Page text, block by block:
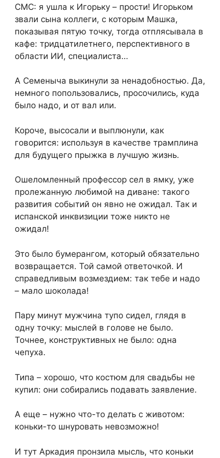
СМС: я ушла к Игорьку – прости! Игорьком
звали сына коллеги, с которым Машка,
показывая пятую точку, тогда отплясывала в
кафе: тридцатилетнего, перспективного в
области ИИ, специалиста…
А Семеныча выкинули за ненадобностью. Да,
немного попользовались, просочились, куда
было надо, и от вал или.
Короче, высосали и выплюнули, как
говорится: используя в качестве трамплина
для будущего прыжка в лучшую жизнь.
Ошеломленный профессор сел в ямку, уже
пролежанную любимой на диване: такого
развития событий он явно не ожидал. Так и
испанской инквизиции тоже никто не
ожидал!
Это было бумерангом, который обязательно
возвращается. Той самой ответочкой. И
справедливым возмездием: так тебе и надо
– мало шоколада!
Пару минут мужчина тупо сидел, глядя в
одну точку: мыслей в голове не было.
Точнее, конструктивных не было: одна
чепуха.
Типа – хорошо, что костюм для свадьбы не
купил: они собирались подавать заявление.
А еще – нужно что-то делать с животом:
коньки-то шнуровать невозможно!
И тут Аркадия пронзила мысль, что коньки